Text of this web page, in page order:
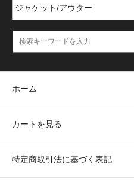
ホーム
カートを見る
特定商取引法に基づく表記